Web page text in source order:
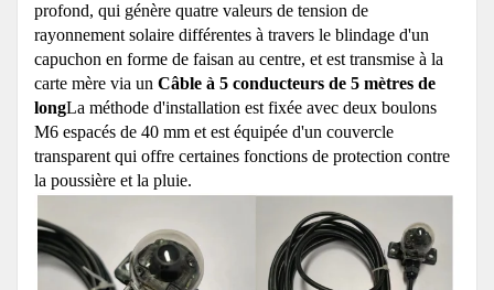
profond, qui génère quatre valeurs de tension de
rayonnement solaire différentes à travers le blindage d'un
capuchon en forme de faisan au centre, et est transmise à la
carte mère via un Câble à 5 conducteurs de 5 mètres de
longLa méthode d'installation est fixée avec deux boulons
M6 espacés de 40 mm et est équipée d'un couvercle
transparent qui offre certaines fonctions de protection contre
la poussière et la pluie.